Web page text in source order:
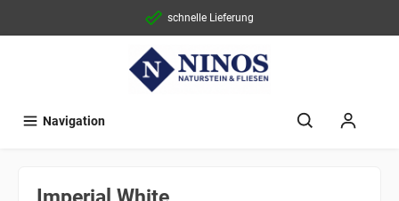
schnelle Lieferung
Navigation